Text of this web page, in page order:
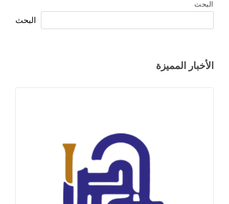
البحث
البحث
الأخبار المميزة